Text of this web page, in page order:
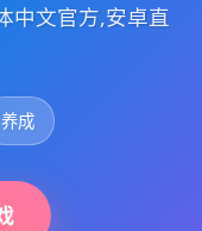
中文官方,安卓直
养成